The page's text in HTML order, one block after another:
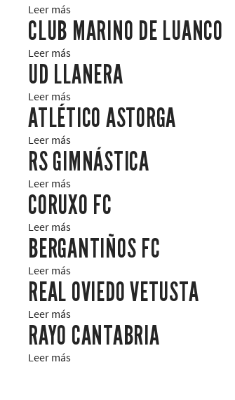
Leer más
CLUB MARINO DE LUANCO
Leer más
UD LLANERA
Leer más
ATLÉTICO ASTORGA
Leer más
RS GIMNÁSTICA
Leer más
CORUXO FC
Leer más
BERGANTIÑOS FC
Leer más
REAL OVIEDO VETUSTA
Leer más
RAYO CANTABRIA
Leer más